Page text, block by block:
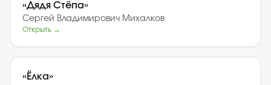
«Дядя Стёпа»
Сергей Владимирович Михалков
Открыть →
«Ёлка»